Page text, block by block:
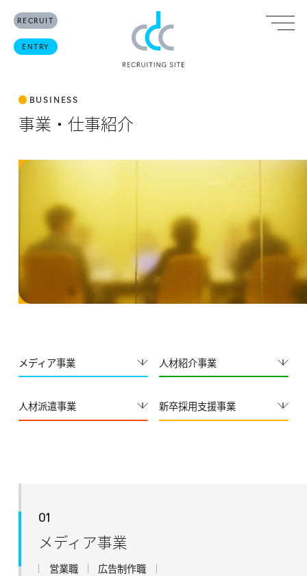
RECRUITING
RECRUIT
ENTRY
BUSINESS
事業・仕事紹介
メディア事業 人材紹介事業
人材派遣事業 新卒採用支援事業
01
メディア事業
営業職 広告制作職